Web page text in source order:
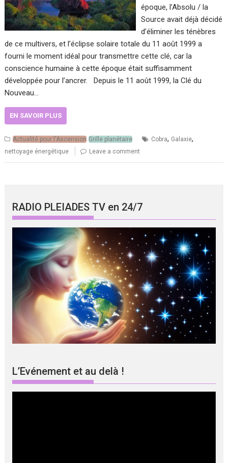
époque, l’Absolu / la
Source avait déjà décidé
d’éliminer les ténèbres
de ce multivers, et l’éclipse solaire totale du 11 août 1999 a
fourni le moment idéal pour transmettre cette clé, car la
conscience humaine à cette époque était suffisamment
développée pour l’ancrer. Depuis le 11 août 1999, la Clé du
Nouveau…
EN SAVOIR PLUS
Actualité pour l'Ascension Grille planétaire Cobra, Galaxie,
nettoyage énergétique Leave a comment
RADIO PLEIADES TV en 24/7
L’Evénement et au delà !